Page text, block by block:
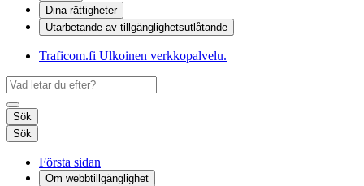
Dina rättigheter
Utarbetande av tillgänglighets­utlåtande
Traficom.fi Ulkoinen verkkopalvelu.
Sök
Sök
Första sidan
Om webbtillgänglighet